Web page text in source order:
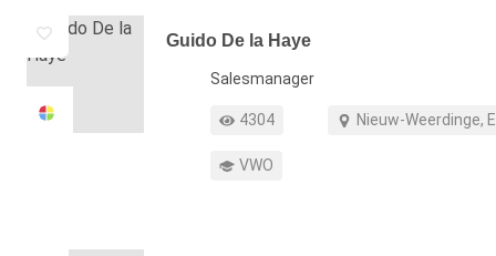
Guido De la Haye
FunctieSalesmanager
Profiel weergaven
4304
Werkgebied Nieuw-Weerdinge,
Opleiding VWO